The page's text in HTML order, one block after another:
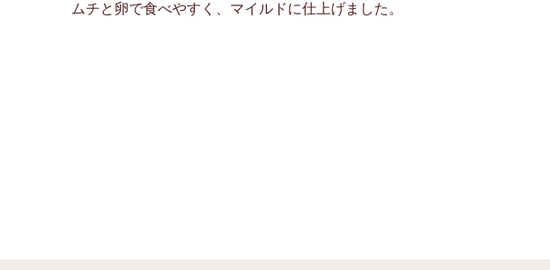
ムチと卵で食べやすく、マイルドに仕上げました。